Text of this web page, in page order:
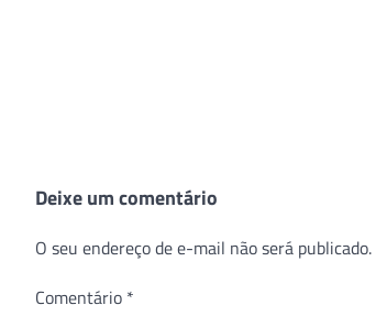
Deixe um comentário
O seu endereço de e-mail não será publicado.
Comentário *